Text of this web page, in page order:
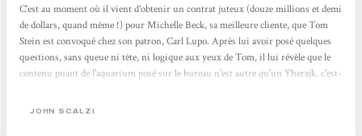
C'est au moment où il vient d'obtenir un contrat juteux (douze millions et demi
de dollars, quand même !) pour Michelle Beck, sa meilleure cliente, que Tom
Stein est convoqué chez son patron, Carl Lupo. Après lui avoir posé quelques
questions, sans queue ni tête, ni logique aux yeux de Tom, il lui révèle que le
contenu puant de l'aquarium posé sur le bureau n'est autre qu'un Yherajk, c'est-
qui ressemble à un gros tas de glaire qui aurait macéré dans une décoction de
JOHN SCALZI